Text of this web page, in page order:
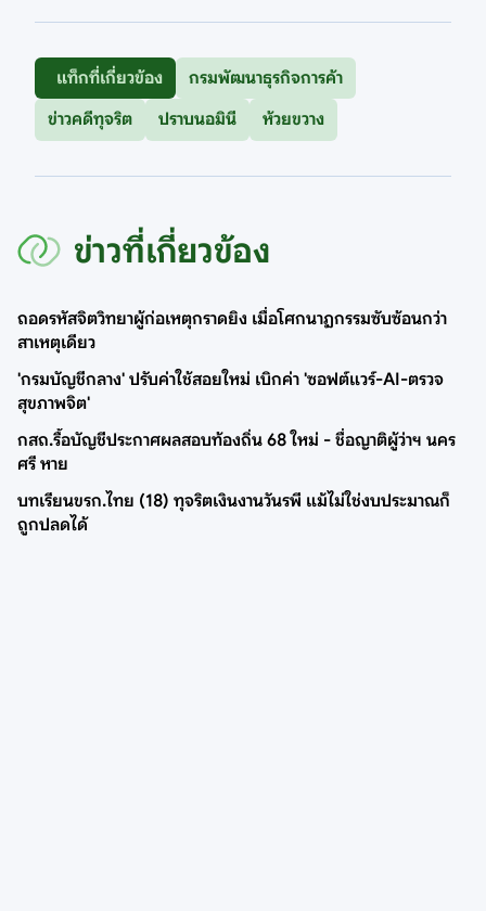
แท็กที่เกี่ยวข้อง
กรมพัฒนาธุรกิจการค้า
ข่าวคดีทุจริต
ปราบนอมินี ห้วยขวาง
ข่าวที่เกี่ยวข้อง
ถอดรหัสจิตวิทยาผู้ก่อเหตุกราดยิง เมื่อโศกนาฏกรรมซับซ้อนกว่า
สาเหตุเดียว
'กรมบัญชีกลาง' ปรับค่าใช้สอยใหม่ เบิกค่า 'ซอฟต์แวร์-AI-ตรวจ
สุขภาพจิต'
กสถ.รื้อบัญชีประกาศผลสอบท้องถิ่น 68 ใหม่ - ชื่อญาติผู้ว่าฯ นคร
ศรี หาย
บทเรียนขรก.ไทย (18) ทุจริตเงินงานวันรพี แม้ไม่ใช่งบประมาณก็
ถูกปลดได้